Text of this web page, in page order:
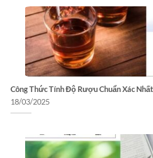
Công Thức Tính Độ Rượu Chuẩn Xác
18/03/2025